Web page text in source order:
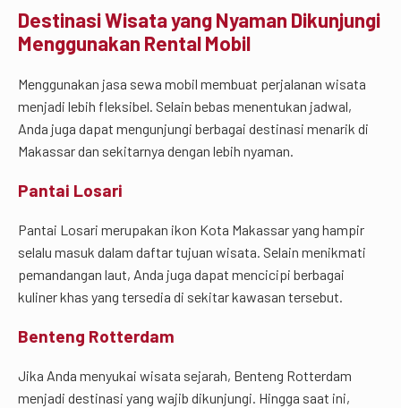
Destinasi Wisata yang Nyaman Dikunjungi
Menggunakan Rental Mobil
Menggunakan jasa sewa mobil membuat perjalanan wisata
menjadi lebih fleksibel. Selain bebas menentukan jadwal,
Anda juga dapat mengunjungi berbagai destinasi menarik di
Makassar dan sekitarnya dengan lebih nyaman.
Pantai Losari
Pantai Losari merupakan ikon Kota Makassar yang hampir
selalu masuk dalam daftar tujuan wisata. Selain menikmati
pemandangan laut, Anda juga dapat mencicipi berbagai
kuliner khas yang tersedia di sekitar kawasan tersebut.
Benteng Rotterdam
Jika Anda menyukai wisata sejarah, Benteng Rotterdam
menjadi destinasi yang wajib dikunjungi. Hingga saat ini,